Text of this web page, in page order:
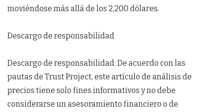
moviéndose más allá de los 2,200 dólares.
Descargo de responsabilidad
Descargo de responsabilidad: De acuerdo con las
pautas de Trust Project, este artículo de análisis de
precios tiene solo fines informativos y no debe
considerarse un asesoramiento financiero o de